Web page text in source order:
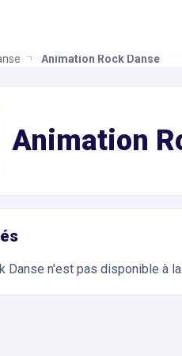
Animation Rock Danse
Animation
Danse n'est pas disponible à